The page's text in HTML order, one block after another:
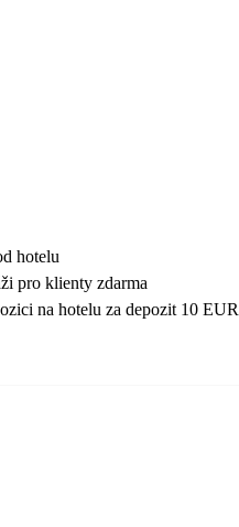
hotelu
pro klienty zdarma
na hotelu za depozit 10 EUR